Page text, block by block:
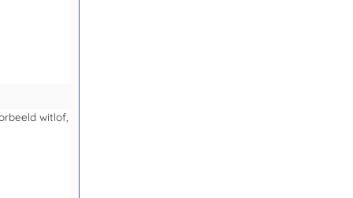
witlof,